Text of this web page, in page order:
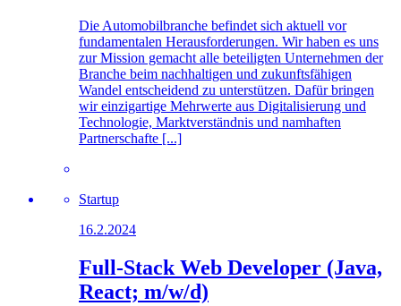
Die Automobilbranche befindet sich aktuell vor
fundamentalen Herausforderungen. Wir haben es uns
zur Mission gemacht alle beteiligten Unternehmen der
Branche beim nachhaltigen und zukunftsfähigen
Wandel entscheidend zu unterstützen. Dafür bringen
wir einzigartige Mehrwerte aus Digitalisierung und
Technologie, Marktverständnis und namhaften
Partnerschafte [...]
Startup
16.2.2024
Full-Stack Web Developer (Java,
React; m/w/d)